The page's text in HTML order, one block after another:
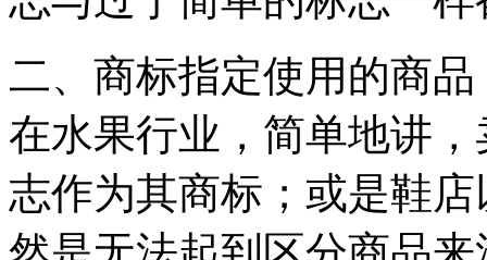
二、商标指定使用的商
在水果行业，简单地讲
志作为其商标；或是鞋